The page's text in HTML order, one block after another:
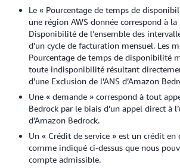
Le « Pourcentage de temps de
une région AWS donnée correspond à
Disponibilité de l’ensemble des
d’un cycle de facturation mensuel. Les
Pourcentage de temps de disponibilité
toute indisponibilité résultant
d’une Exclusion de l’ANS d’Amazon
Une « demande » correspond à tout
Bedrock par le biais d’un appel direct à
d’Amazon Bedrock.
Un « Crédit de service » est un crédit en
comme indiqué ci-dessus que nous
compte admissible.